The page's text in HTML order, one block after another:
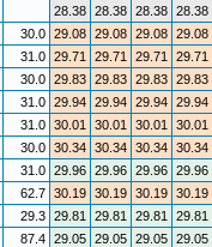
28.38 28.38 28.38 28.38
30.0 29.08 29.08 29.08 29.08
31.0 29.71 29.71 29.71 29.71
30.0 29.83 29.83 29.83 29.83
31.0 29.94 29.94 29.94 29.94
31.0 30.01 30.01 30.01 30.01
30.0 30.34 30.34 30.34 30.34
31.0 29.96 29.96 29.96 29.96
62.7 30.19 30.19 30.19 30.19
29.3 29.81 29.81 29.81 29.81
87.4 29.05 29.05 29.05 29.05